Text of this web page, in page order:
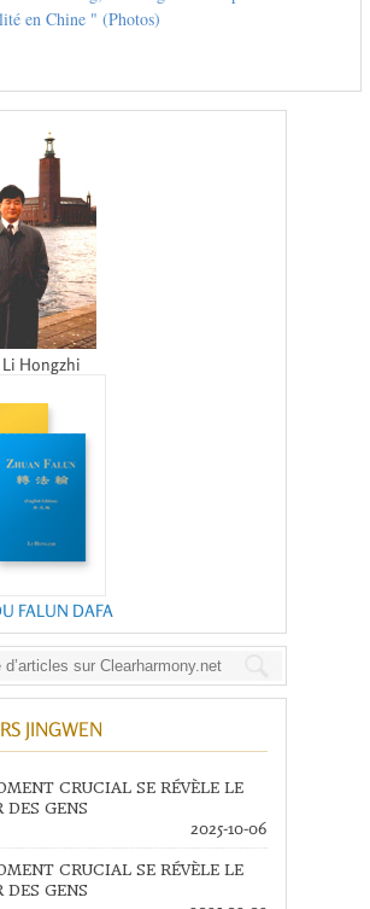
en Chine " (Photos)
Hongzhi
FALUN DAFA
JINGWEN
CRUCIAL SE RÉVÈLE LE
GENS
2025-10-06
CRUCIAL SE RÉVÈLE LE
GENS